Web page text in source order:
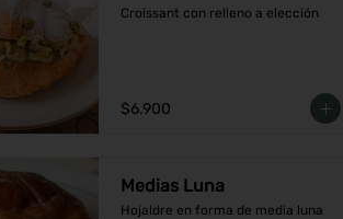
Croissant con relleno a elección
$6.900
Medias Luna
Hojaldre en forma de media luna